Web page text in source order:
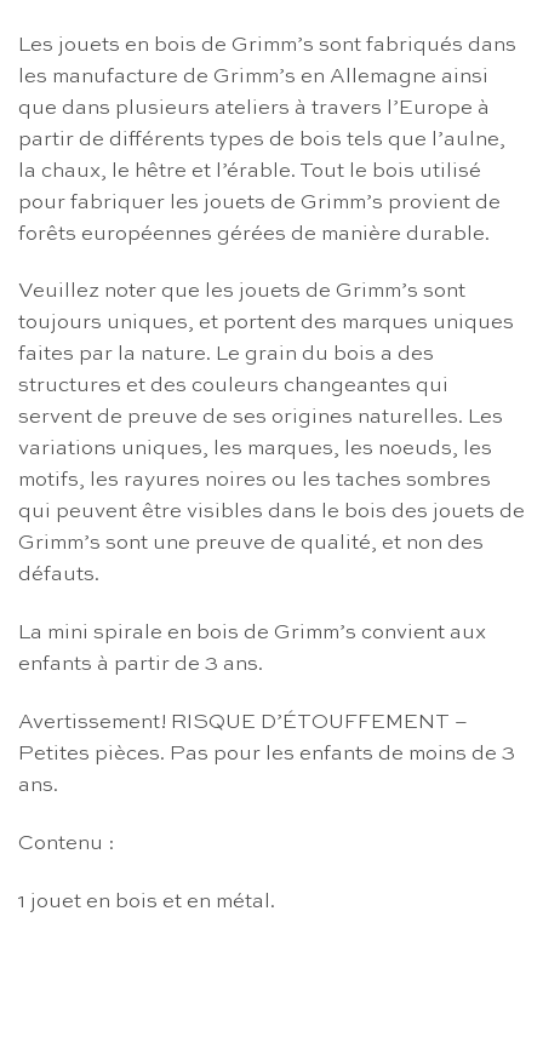
Les jouets en bois de Grimm’s sont fabriqués dans
les manufacture de Grimm’s en Allemagne ainsi
que dans plusieurs ateliers à travers l’Europe à
partir de différents types de bois tels que l’aulne,
la chaux, le hêtre et l’érable. Tout le bois utilisé
pour fabriquer les jouets de Grimm’s provient de
forêts européennes gérées de manière durable.
Veuillez noter que les jouets de Grimm’s sont
toujours uniques, et portent des marques uniques
faites par la nature. Le grain du bois a des
structures et des couleurs changeantes qui
servent de preuve de ses origines naturelles. Les
variations uniques, les marques, les noeuds, les
motifs, les rayures noires ou les taches sombres
qui peuvent être visibles dans le bois des jouets de
Grimm’s sont une preuve de qualité, et non des
défauts.
La mini spirale en bois de Grimm’s convient aux
enfants à partir de 3 ans.
Avertissement! RISQUE D’ÉTOUFFEMENT –
Petites pièces. Pas pour les enfants de moins de 3
ans.
Contenu :
1 jouet en bois et en métal.